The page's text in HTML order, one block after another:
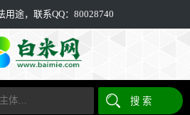
途，联系QQ：80028740